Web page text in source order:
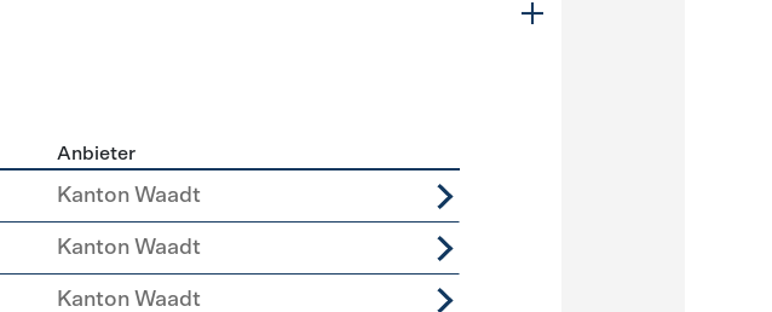
Anbieter
Kanton Waadt
Kanton Waadt
Kanton Waadt